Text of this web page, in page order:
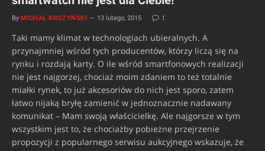
By MICHAŁ BROŻYŃSKI 13 lutego, 2015 1
Taki mamy klimat w technologiach ubieralnych. A
przynajmniej wśród tych producentów, którzy liczą się na
rynku i rozdają karty. O ile wśród smartfonowych realizacji
nie jest najgorzej, chociaż moim zdaniem to też totalnie
miałki rynek, to już akcesoriów do nich jest sporo, zatem
łatwo nijaką bryłę zamienić w jednoznacznie nadawany
komunikat – Mam swoją właścicielkę. Ale najgorsze w tym
wszystkim jest to, że chociażby pobieżne przejrzenie
propozycji z popularnego serwisu aukcyjnego wskazuje, że